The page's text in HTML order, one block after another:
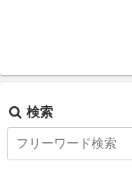
検索